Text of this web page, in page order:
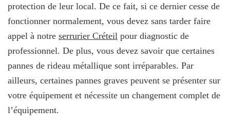
protection de leur local. De ce fait, si ce dernier cesse de
fonctionner normalement, vous devez sans tarder faire
appel à notre serrurier Créteil pour diagnostic de
professionnel. De plus, vous devez savoir que certaines
pannes de rideau métallique sont irréparables. Par
ailleurs, certaines pannes graves peuvent se présenter sur
votre équipement et nécessite un changement complet de
l’équipement.